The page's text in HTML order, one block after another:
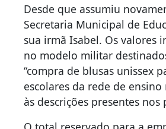
Desde que assumiu
Secretaria Municipal de
sua irmã Isabel. Os valores
no modelo militar
“compra de blusas unissex
escolares da rede de
às descrições presentes